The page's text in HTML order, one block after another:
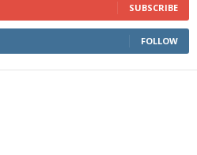
SUBSCRIBE
FOLLOW